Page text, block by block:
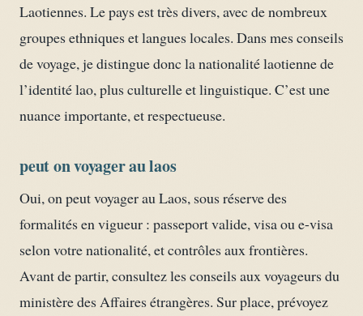
Laotiennes. Le pays est très divers, avec de nombreux
groupes ethniques et langues locales. Dans mes conseils
de voyage, je distingue donc la nationalité laotienne de
l’identité lao, plus culturelle et linguistique. C’est une
nuance importante, et respectueuse.
peut on voyager au laos
Oui, on peut voyager au Laos, sous réserve des
formalités en vigueur : passeport valide, visa ou e-visa
selon votre nationalité, et contrôles aux frontières.
Avant de partir, consultez les conseils aux voyageurs du
ministère des Affaires étrangères. Sur place, prévoyez